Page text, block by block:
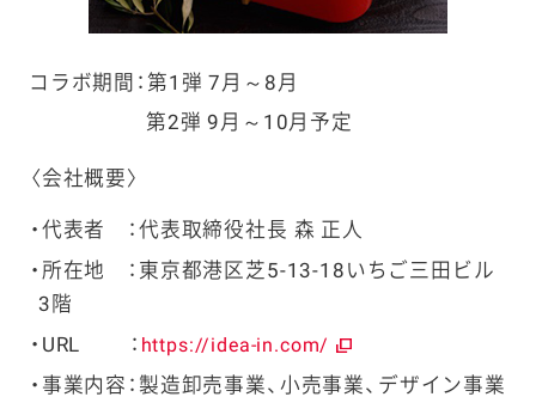
コラボ期間：第1弾 7月～8月
第2弾 9月～10月予定
〈会社概要〉
代表者 ：代表取締役社長 森 正人
所在地 ：東京都港区芝5-13-18いちご三田ビル
3階
URL ： https://idea-in.com/
事業内容：製造卸売事業、小売事業、デザイン事業